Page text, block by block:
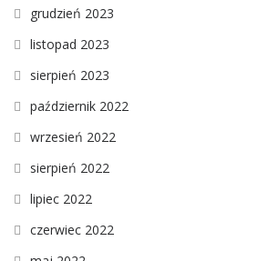
grudzień 2023
listopad 2023
sierpień 2023
październik 2022
wrzesień 2022
sierpień 2022
lipiec 2022
czerwiec 2022